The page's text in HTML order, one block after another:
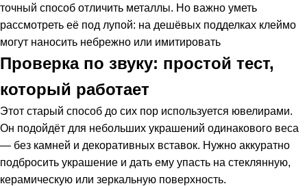
точный способ отличить металлы. Но важно уметь
рассмотреть её под лупой: на дешёвых подделках клеймо
могут наносить небрежно или имитировать
Проверка по звуку: простой тест,
который работает
Этот старый способ до сих пор используется ювелирами.
Он подойдёт для небольших украшений одинакового веса
— без камней и декоративных вставок. Нужно аккуратно
подбросить украшение и дать ему упасть на стеклянную,
керамическую или зеркальную поверхность.